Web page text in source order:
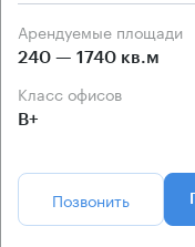
Арендуемые площади
240 — 1740 кв.м
Класс офисов
B+
Позвонить